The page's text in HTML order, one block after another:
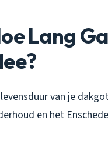
Lang
levensduur van je
en het